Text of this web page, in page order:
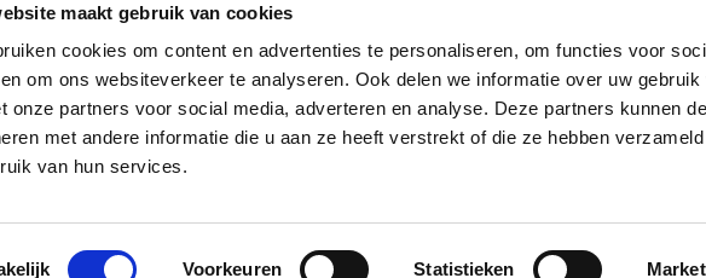
maakt gebruik van cookies
cookies om content en advertenties te personaliseren, om functies voor
om ons websiteverkeer te analyseren. Ook delen we informatie over uw gebruik
onze partners voor social media, adverteren en analyse. Deze partners kunnen
met andere informatie die u aan ze heeft verstrekt of die ze hebben
van hun services.
Voorkeuren Statistieken
Wil je een gezin verwijzen?
Werk je bij de gemeente?
Wil je solliciteren?
Wil je doneren?